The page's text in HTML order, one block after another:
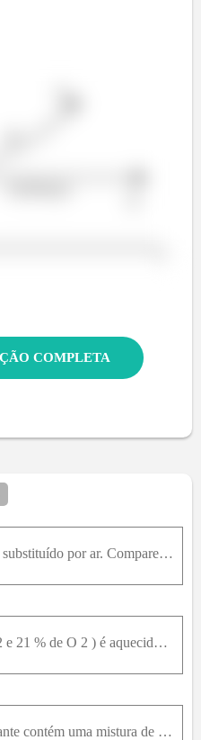
MOSTRAR SOLUÇÃO COMPLETA
O oxigênio do Prob. 16 – 35 é substituído por ar. Compare a transferência total de calor necessária (em k J / k g ) para aquecer esse ar da mesma maneira, (a) desprezando e (b) incluindo a dissociação
Ar (composto por 79 % de N 2 e 21 % de O 2 ) é aquecido a 2.000K a uma pressão constante de 2a t m . Considerando que a mistura de equilíbrio consiste em N 2 , O 2 e N O , determine a composição de eq
Um tanque com volume constante contém uma mistura de 1k m o l de H 2 e 1k m o l deO 2 a 25° C e 1a t m . O conteúdo é então inflamado. Determine a temperatura e a pressão finais do tanque, considerand